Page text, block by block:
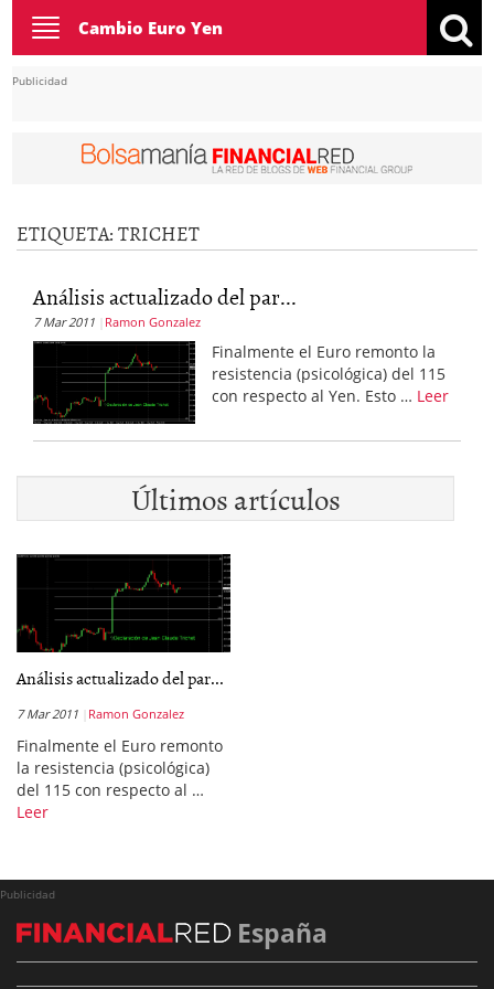
Toggle
navigation
Cambio Euro Yen
Publicidad
ETIQUETA:TRICHET
Análisis actualizado del par...
7 Mar 2011 Ramon Gonzalez
Finalmente el Euro remonto la
resistencia (psicológica) del 115
con respecto al Yen. Esto … Leer
Últimos artículos
Análisis actualizado del par...
7 Mar 2011 Ramon Gonzalez
Finalmente el Euro remonto
la resistencia (psicológica)
del 115 con respecto al …
Leer
Publicidad
España